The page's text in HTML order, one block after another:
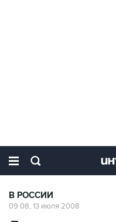
В РОССИИ
09:08, 13 июля 2008